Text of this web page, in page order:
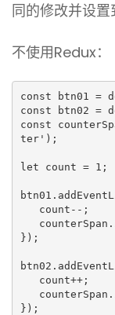
同的修改并设置
不使用Redux：
const btn01 =
const btn02 =
const
ter');
let count = 1;
   count--;
});
   count++;
});